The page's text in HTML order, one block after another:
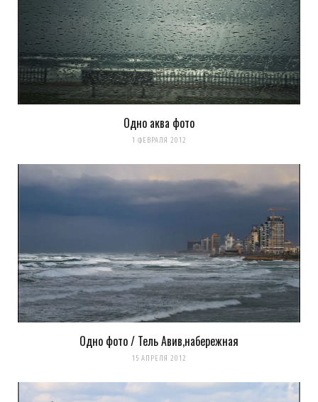
Одно аква фото
1 ФЕВРАЛЯ 2012
Одно фото / Тель Авив,набережная
15 АПРЕЛЯ 2012